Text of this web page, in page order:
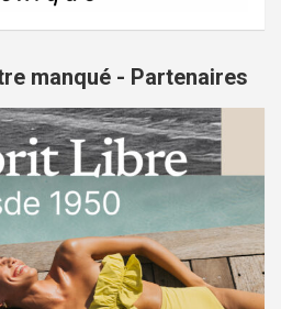
manqué - Partenaires